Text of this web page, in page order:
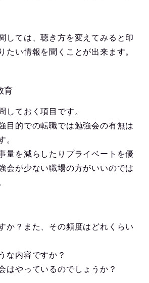
しては、聴き方を変えてみると印
たい情報を聞くことが出来ます。
育
しておく項目です。
目的での転職では勉強会の有無は
。
量を減らしたりプライベートを優
会が少ない職場の方がいいのでは
か？また、その頻度はどれくらい
な内容ですか？
はやっているのでしょうか？